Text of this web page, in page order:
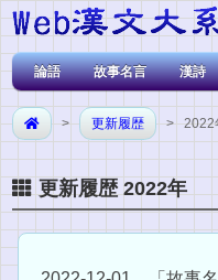
論語 故事名言 漢詩
> 更新履歴 > 2022
更新履歴 2022年